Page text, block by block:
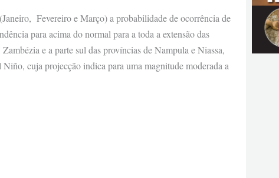
Fevereiro e Março) a probabilidade de ocorrência de
para acima do normal para a toda a extensão das
e a parte sul das províncias de Nampula e Niassa,
cuja projecção indica para uma magnitude moderada a